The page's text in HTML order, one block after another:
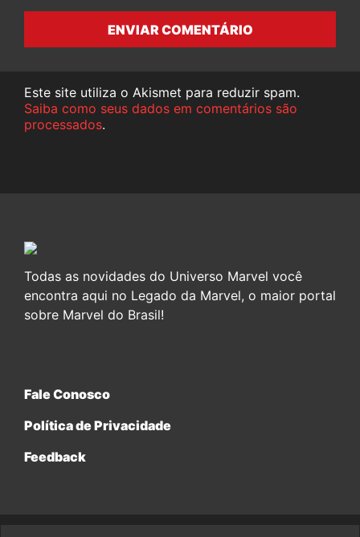
ENVIAR COMENTÁRIO
Este site utiliza o Akismet para reduzir spam.
Saiba como seus dados em comentários são
processados.
Todas as novidades do Universo Marvel você
encontra aqui no Legado da Marvel, o maior portal
sobre Marvel do Brasil!
Fale Conosco
Política de Privacidade
Feedback